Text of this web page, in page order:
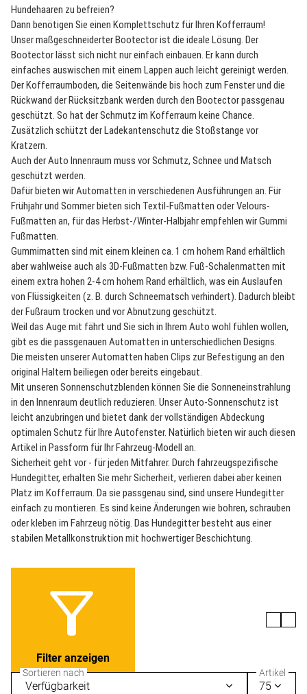
Hundehaaren zu befreien?
Dann benötigen Sie einen Komplettschutz für Ihren Kofferraum!
Unser maßgeschneiderter Bootector ist die ideale Lösung. Der
Bootector lässt sich nicht nur einfach einbauen. Er kann durch
einfaches auswischen mit einem Lappen auch leicht gereinigt werden.
Der Kofferraumboden, die Seitenwände bis hoch zum Fenster und die
Rückwand der Rücksitzbank werden durch den Bootector passgenau
geschützt. So hat der Schmutz im Kofferraum keine Chance.
Zusätzlich schützt der Ladekantenschutz die Stoßstange vor
Kratzern.
Auch der Auto Innenraum muss vor Schmutz, Schnee und Matsch
geschützt werden.
Dafür bieten wir Automatten in verschiedenen Ausführungen an. Für
Frühjahr und Sommer bieten sich Textil-Fußmatten oder Velours-
Fußmatten an, für das Herbst-/Winter-Halbjahr empfehlen wir Gummi
Fußmatten.
Gummimatten sind mit einem kleinen ca. 1 cm hohem Rand erhältlich
aber wahlweise auch als 3D-Fußmatten bzw. Fuß-Schalenmatten mit
einem extra hohen 2-4 cm hohem Rand erhältlich, was ein Auslaufen
von Flüssigkeiten (z. B. durch Schneematsch verhindert). Dadurch bleibt
der Fußraum trocken und vor Abnutzung geschützt.
Weil das Auge mit fährt und Sie sich in Ihrem Auto wohl fühlen wollen,
gibt es die passgenauen Automatten in unterschiedlichen Designs.
Die meisten unserer Automatten haben Clips zur Befestigung an den
original Haltern beiliegen oder bereits eingebaut.
Mit unseren Sonnenschutzblenden können Sie die Sonneneinstrahlung
in den Innenraum deutlich reduzieren. Unser Auto-Sonnenschutz ist
leicht anzubringen und bietet dank der vollständigen Abdeckung
optimalen Schutz für Ihre Autofenster. Natürlich bieten wir auch diesen
Artikel in Passform für Ihr Fahrzeug-Modell an.
Sicherheit geht vor - für jeden Mitfahrer. Durch fahrzeugspezifische
Hundegitter, erhalten Sie mehr Sicherheit, verlieren dabei aber keinen
Platz im Kofferraum. Da sie passgenau sind, sind unsere Hundegitter
einfach zu montieren. Es sind keine Änderungen wie bohren, schrauben
oder kleben im Fahrzeug nötig. Das Hundegitter besteht aus einer
stabilen Metallkonstruktion mit hochwertiger Beschichtung.
Filter anzeigen
Sortieren nach
Verfügbarkeit
Artikel
75